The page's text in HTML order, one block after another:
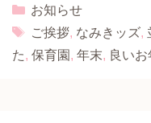
Categories
お知らせ
Tags
ご挨拶, なみきッズ,
た, 保育園 , 年末, 良いお